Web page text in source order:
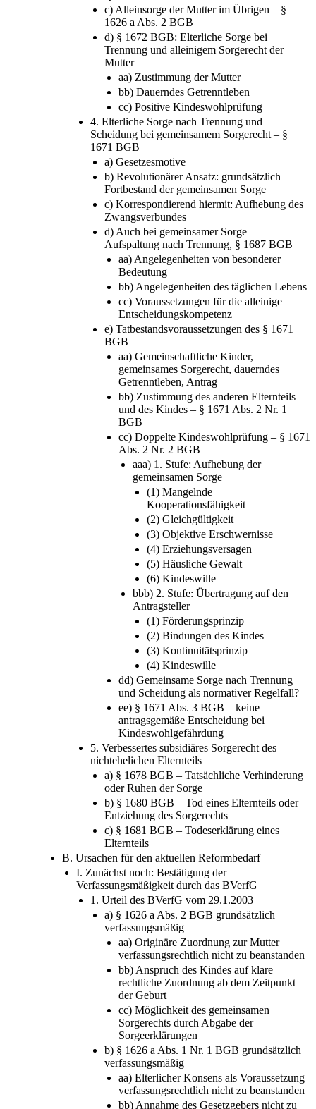
b) Sorgerechtserwerb kraft Gesetzes – durch
spätere Heirat
c) Alleinsorge der Mutter im Übrigen – §
1626 a Abs. 2 BGB
d) § 1672 BGB: Elterliche Sorge bei
Trennung und alleinigem Sorgerecht der
Mutter
aa) Zustimmung der Mutter
bb) Dauerndes Getrenntleben
cc) Positive Kindeswohlprüfung
4. Elterliche Sorge nach Trennung und
Scheidung bei gemeinsamem Sorgerecht – §
1671 BGB
a) Gesetzesmotive
b) Revolutionärer Ansatz: grundsätzlich
Fortbestand der gemeinsamen Sorge
c) Korrespondierend hiermit: Aufhebung des
Zwangsverbundes
d) Auch bei gemeinsamer Sorge –
Aufspaltung nach Trennung, § 1687 BGB
aa) Angelegenheiten von besonderer
Bedeutung
bb) Angelegenheiten des täglichen Lebens
cc) Voraussetzungen für die alleinige
Entscheidungskompetenz
e) Tatbestandsvoraussetzungen des § 1671
BGB
aa) Gemeinschaftliche Kinder,
gemeinsames Sorgerecht, dauerndes
Getrenntleben, Antrag
bb) Zustimmung des anderen Elternteils
und des Kindes – § 1671 Abs. 2 Nr. 1
BGB
cc) Doppelte Kindeswohlprüfung – § 1671
Abs. 2 Nr. 2 BGB
aaa) 1. Stufe: Aufhebung der
gemeinsamen Sorge
(1) Mangelnde
Kooperationsfähigkeit
(2) Gleichgültigkeit
(3) Objektive Erschwernisse
(4) Erziehungsversagen
(5) Häusliche Gewalt
(6) Kindeswille
bbb) 2. Stufe: Übertragung auf den
Antragsteller
(1) Förderungsprinzip
(2) Bindungen des Kindes
(3) Kontinuitätsprinzip
(4) Kindeswille
dd) Gemeinsame Sorge nach Trennung
und Scheidung als normativer Regelfall?
ee) § 1671 Abs. 3 BGB – keine
antragsgemäße Entscheidung bei
Kindeswohlgefährdung
5. Verbessertes subsidiäres Sorgerecht des
nichtehelichen Elternteils
a) § 1678 BGB – Tatsächliche Verhinderung
oder Ruhen der Sorge
b) § 1680 BGB – Tod eines Elternteils oder
Entziehung des Sorgerechts
c) § 1681 BGB – Todeserklärung eines
Elternteils
B. Ursachen für den aktuellen Reformbedarf
I. Zunächst noch: Bestätigung der
Verfassungsmäßigkeit durch das BVerfG
1. Urteil des BVerfG vom 29.1.2003
a) § 1626 a Abs. 2 BGB grundsätzlich
verfassungsmäßig
aa) Originäre Zuordnung zur Mutter
verfassungsrechtlich nicht zu beanstanden
bb) Anspruch des Kindes auf klare
rechtliche Zuordnung ab dem Zeitpunkt
der Geburt
cc) Möglichkeit des gemeinsamen
Sorgerechts durch Abgabe der
Sorgeerklärungen
b) § 1626 a Abs. 1 Nr. 1 BGB grundsätzlich
verfassungsmäßig
aa) Elterlicher Konsens als Voraussetzung